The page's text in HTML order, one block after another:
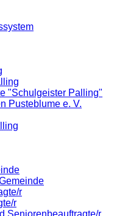
"Schulgeister Palling"
Pusteblume e. V.
r
r
Seniorenbeauftragte/r